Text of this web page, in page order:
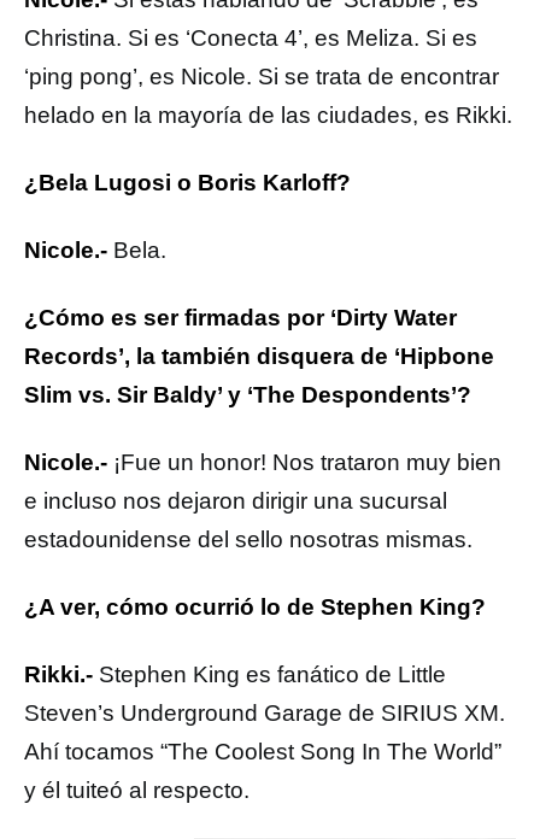
Christina. Si es ‘Conecta 4’, es Meliza. Si es
‘ping pong’, es Nicole. Si se trata de encontrar
helado en la mayoría de las ciudades, es Rikki.
¿Bela Lugosi o Boris Karloff?
Nicole.- Bela.
¿Cómo es ser firmadas por ‘Dirty Water
Records’, la también disquera de ‘Hipbone
Slim vs. Sir Baldy’ y ‘The Despondents’?
Nicole.- ¡Fue un honor! Nos trataron muy bien
e incluso nos dejaron dirigir una sucursal
estadounidense del sello nosotras mismas.
¿A ver, cómo ocurrió lo de Stephen King?
Rikki.- Stephen King es fanático de Little
Steven’s Underground Garage de SIRIUS XM.
Ahí tocamos “The Coolest Song In The World”
y él tuiteó al respecto.